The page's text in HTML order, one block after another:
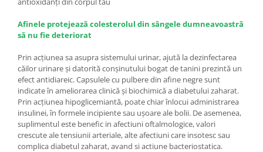
Afinele protejează colesterolul din sângele dumneavoastră
să nu fie deteriorat
Prin acțiunea sa asupra sistemului urinar, ajută la dezinfectarea
căilor urinare și datorită conșinutului bogat de tanini prezintă un
efect antidiareic. Capsulele cu pulbere din afine negre sunt
indicate în ameliorarea clinică şi biochimică a diabetului zaharat.
Prin acţiunea hipoglicemiantă, poate chiar înlocui administrarea
insulinei, în formele incipiente sau uşoare ale bolii. De asemenea,
suplimentul este benefic in afectiuni oftalmologice, valori
crescute ale tensiunii arteriale, alte afectiuni care insotesc sau
complica diabetul zaharat, avand si actiune bacteriostatica.